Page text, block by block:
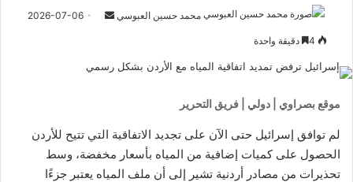
محمد حسين العبوسي
أرسل 2026-07-06
دقيقة واحدة
موقع بصراوي | دولي | فريق التحرير
لم توافق إسرائيل حتى الآن على تجديد الاتفاقية التي تتيح للأردن
الحصول على كميات إضافية من المياه بأسعار مخفضة، وسط
تحذيرات من مصادر أردنية تشير إلى أن ملف المياه يعتبر جزءًا